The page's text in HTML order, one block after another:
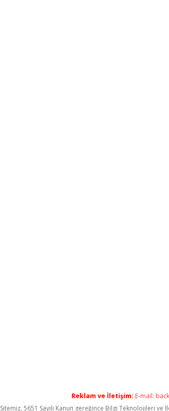
Reklam ve İletişim: E-mail:
Sitemiz, 5651 Sayılı Kanun gereğince Bilgi Teknolojileri